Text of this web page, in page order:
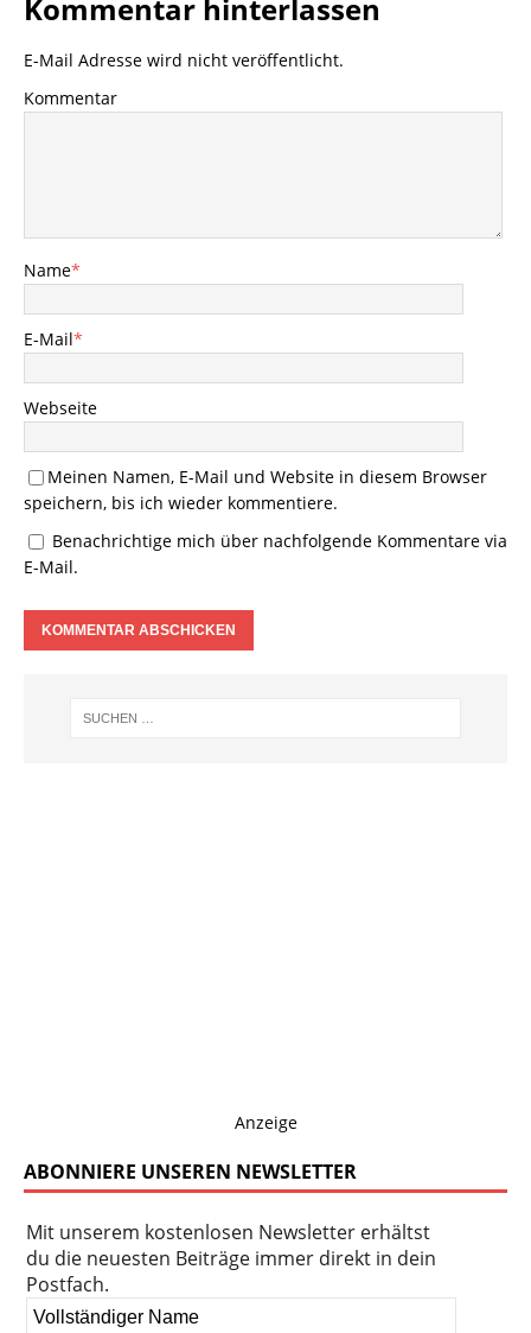
Kommentar hinterlassen
E-Mail Adresse wird nicht veröffentlicht.
Kommentar
Name*
E-Mail*
Webseite
Meinen Namen, E-Mail und Website in diesem Browser
speichern, bis ich wieder kommentiere.
Benachrichtige mich über nachfolgende Kommentare via
E-Mail.
Anzeige
ABONNIERE UNSEREN NEWSLETTER
Mit unserem kostenlosen Newsletter erhältst
du die neuesten Beiträge immer direkt in dein
Postfach.